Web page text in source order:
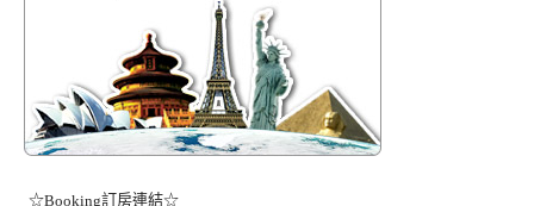
☆Booking訂房連結☆